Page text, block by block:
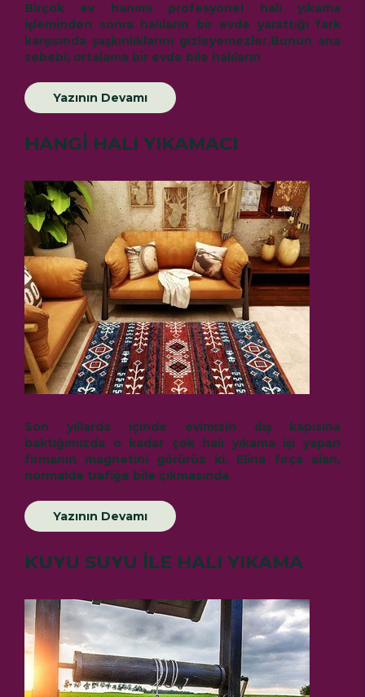
Birçok ev hanımı profesyonel halı yıkama
işleminden sonra halıların bir evde yarattığı fark
karşısında şaşkınlıklarını gizleyemezler.Bunun ana
sebebi; ortalama bir evde bile halıların
Yazının Devamı
HANGİ HALI YIKAMACI
Son yıllarda içinde evimizin dış kapısına
baktığımızda o kadar çok halı yıkama işi yapan
firmanın magnetini görürüz ki. Eline fırça alan,
normalde trafiğe bile çıkmasında
Yazının Devamı
KUYU SUYU İLE HALI YIKAMA